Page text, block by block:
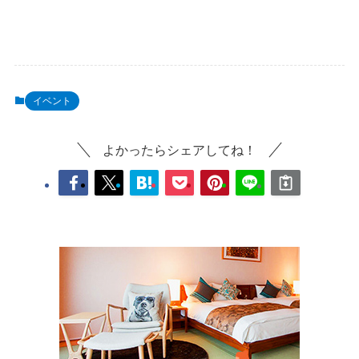
イベント
よかったらシェアしてね！